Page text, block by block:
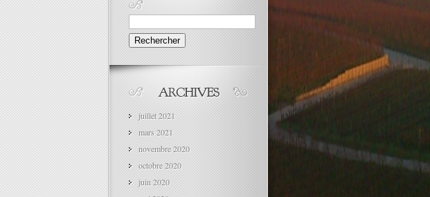
Rechercher :
juillet 2021
mars 2021
novembre 2020
octobre 2020
juin 2020